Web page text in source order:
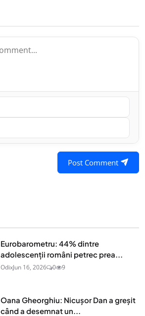
Post Comment
Eurobarometru: 44% dintre
adolescenţii români petrec prea...
OdixJun 16, 2026 0 9
Oana Gheorghiu: Nicușor Dan a greșit
când a desemnat un...